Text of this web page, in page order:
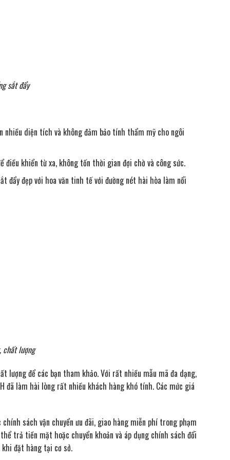
sắt đẩy
diện tích và không đảm bảo tính thẩm mỹ cho ngôi
điều khiển từ xa, không tốn thời gian đợi chờ và công sức.
đẩy đẹp với hoa văn tinh tế với đường nét hài hòa làm nổi
chất lượng
lượng để các bạn tham khảo. Với rất nhiều mẫu mã đa dạng,
đã làm hài lòng rất nhiều khách hàng khó tính. Các mức giá
sách vận chuyển ưu đãi, giao hàng miễn phí trong phạm
trả tiền mặt hoặc chuyển khoản và áp dụng chính sách đổi
đặt hàng tại cơ sở.